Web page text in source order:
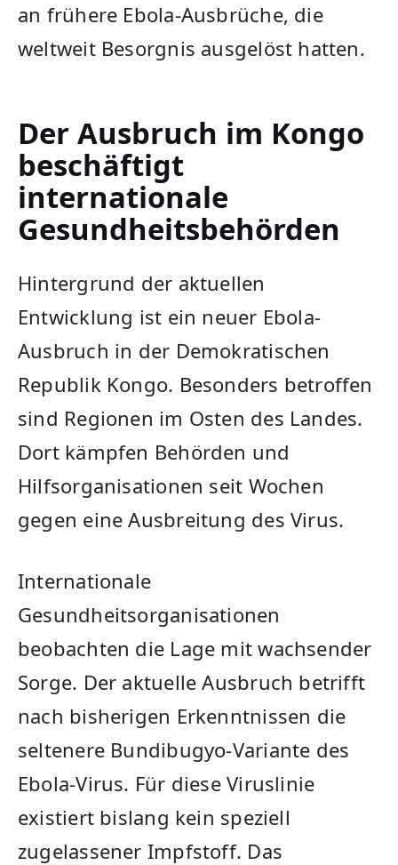
an frühere Ebola-Ausbrüche, die
weltweit Besorgnis ausgelöst hatten.
Der Ausbruch im Kongo
beschäftigt
internationale
Gesundheitsbehörden
Hintergrund der aktuellen
Entwicklung ist ein neuer Ebola-
Ausbruch in der Demokratischen
Republik Kongo. Besonders betroffen
sind Regionen im Osten des Landes.
Dort kämpfen Behörden und
Hilfsorganisationen seit Wochen
gegen eine Ausbreitung des Virus.
Internationale
Gesundheitsorganisationen
beobachten die Lage mit wachsender
Sorge. Der aktuelle Ausbruch betrifft
nach bisherigen Erkenntnissen die
seltenere Bundibugyo-Variante des
Ebola-Virus. Für diese Viruslinie
existiert bislang kein speziell
zugelassener Impfstoff. Das